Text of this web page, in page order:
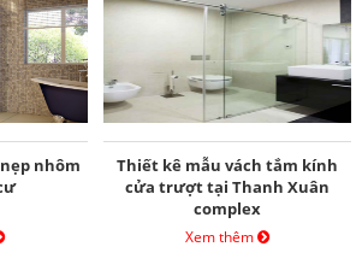
nhôm
Thiết kê mẫu vách tắm kính
cửa trượt tại Thanh Xuân
complex
Xem thêm